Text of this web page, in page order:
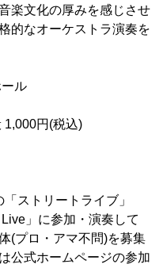
楽文化の厚みを感じさせ
的なオーケストラ演奏を
ル
1,000円(税込)
ストリートライブ」
」に参加・演奏して
(プロ・アマ不問)を募集
公式ホームページの参加